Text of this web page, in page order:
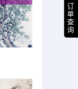
订
单
查
询